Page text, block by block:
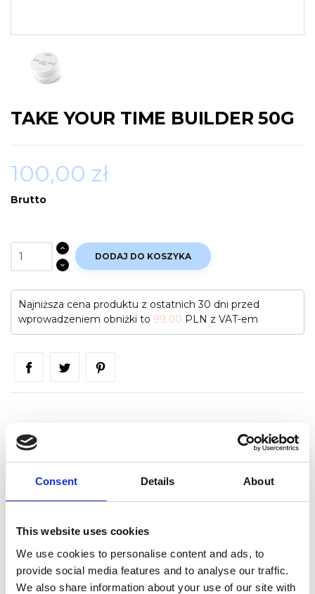
Consent Details About
This website uses cookies
We use cookies to personalise content and ads, to
provide social media features and to analyse our traffic.
We also share information about your use of our site with
TAKE YOUR TIME BUILDER 50G
100,00 zł
Brutto
DODAJ DO KOSZYKA
Najniższa cena produktu z ostatnich 30 dni przed
wprowadzeniem obniżki to 99.00 PLN z VAT-em
Time Indigo zalecany jest także do bardzo długich
paznokci naturalnych i przedłużonych. Wytwarza wysoką
temperaturę polimeryzacji, w związku z czym nie rozpręża
się po zaciśnięciu. Wzbogać stylizacje oefekty do